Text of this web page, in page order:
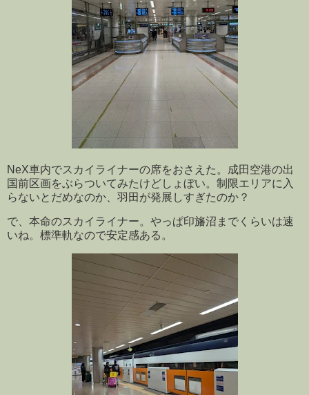
NeX車内でスカイライナーの席をおさえた。成田空港の出
国前区画をぶらついてみたけどしょぼい。制限エリアに入
らないとだめなのか、羽田が発展しすぎたのか？
で、本命のスカイライナー。やっぱ印旛沼までくらいは速
いね。標準軌なので安定感ある。